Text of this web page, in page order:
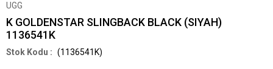
UGG
K GOLDENSTAR SLINGBACK BLACK (SIYAH)
1136541K
(1136541K)